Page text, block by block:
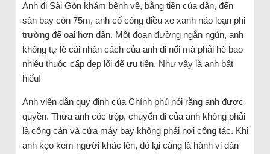
Anh đi Sài Gòn khám bệnh về, bằng tiền của dân, đến
sân bay còn 75m, anh cố công điều xe xanh náo loạn phi
trường để oai hơn dân. Một đoạn đường ngắn ngủn, anh
không tự lê cái nhân cách của anh đi nổi mà phải hè bao
nhiêu thuộc cấp dẹp lối để ưu tiên. Như vậy là anh bất
hiếu!
Anh viện dẫn quy định của Chính phủ nói rằng anh được
quyền. Thưa anh cóc trộp, chuyến đi của anh không phải
là công cán và cửa máy bay không phải nơi công tác. Khi
anh kẹo kem người khác lên, đó lại càng là hành vi dân